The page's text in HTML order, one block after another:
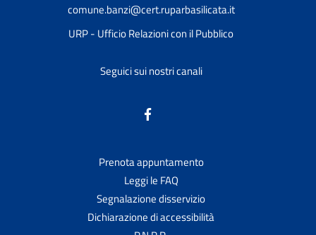
comune.banzi@cert.ruparbasilicata.it
URP - Ufficio Relazioni con il Pubblico
Seguici sui nostri canali
Prenota appuntamento
Leggi le FAQ
Segnalazione disservizio
Dichiarazione di accessibilità